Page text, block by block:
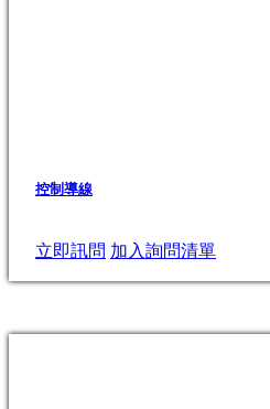
控制導線
立即訊問 加入詢問清單